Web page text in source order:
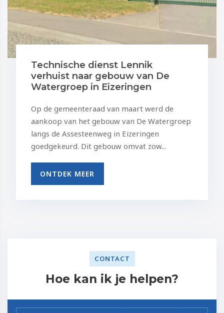
Technische dienst Lennik
verhuist naar gebouw van De
Watergroep in Eizeringen
Op de gemeenteraad van maart werd de
aankoop van het gebouw van De Watergroep
langs de Assesteenweg in Eizeringen
goedgekeurd. Dit gebouw omvat zow...
ONTDEK MEER
CONTACT
Hoe kan ik je helpen?